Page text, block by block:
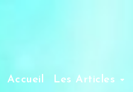
Accueil Les Articles